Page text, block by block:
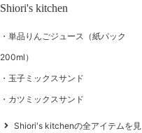
Shiori's kitchen
単品りんごジュース（紙パック
200ml）
玉子ミックスサンド
カツミックスサンド
Shiori's kitchenの全アイテムを見